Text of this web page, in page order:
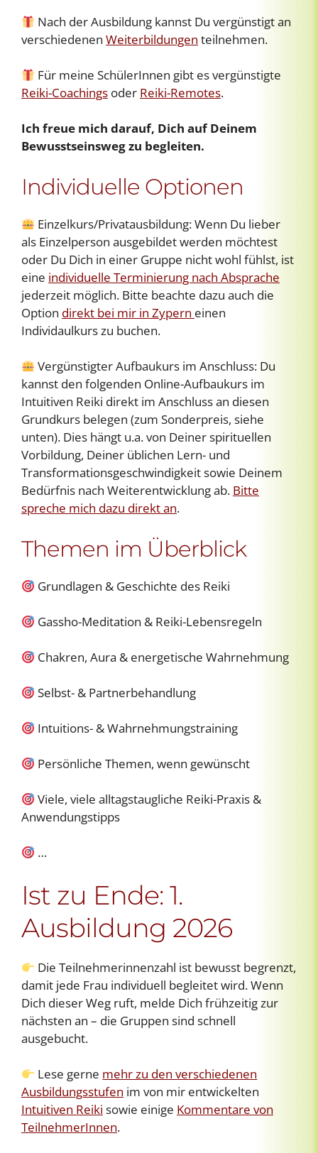
Nach der Ausbildung kannst Du vergünstigt an
verschiedenen Weiterbildungen teilnehmen.
Für meine SchülerInnen gibt es vergünstigte
Reiki-Coachings oder Reiki-Remotes.
Ich freue mich darauf, Dich auf Deinem
Bewusstseinsweg zu begleiten.
Individuelle Optionen
Einzelkurs/Privatausbildung: Wenn Du lieber
als Einzelperson ausgebildet werden möchtest
oder Du Dich in einer Gruppe nicht wohl fühlst, ist
eine individuelle Terminierung nach Absprache
jederzeit möglich. Bitte beachte dazu auch die
Option direkt bei mir in Zypern einen
Individaulkurs zu buchen.
Vergünstigter Aufbaukurs im Anschluss: Du
kannst den folgenden Online-Aufbaukurs im
Intuitiven Reiki direkt im Anschluss an diesen
Grundkurs belegen (zum Sonderpreis, siehe
unten). Dies hängt u.a. von Deiner spirituellen
Vorbildung, Deiner üblichen Lern- und
Transformationsgeschwindigkeit sowie Deinem
Bedürfnis nach Weiterentwicklung ab. Bitte
spreche mich dazu direkt an.
Themen im Überblick
Grundlagen & Geschichte des Reiki
Gassho-Meditation & Reiki-Lebensregeln
Chakren, Aura & energetische Wahrnehmung
Selbst- & Partnerbehandlung
Intuitions- & Wahrnehmungstraining
Persönliche Themen, wenn gewünscht
Viele, viele alltagstaugliche Reiki-Praxis &
Anwendungstipps
…
Ist zu Ende: 1.
Ausbildung 2026
Die Teilnehmerinnenzahl ist bewusst begrenzt,
damit jede Frau individuell begleitet wird. Wenn
Dich dieser Weg ruft, melde Dich frühzeitig zur
nächsten an – die Gruppen sind schnell
ausgebucht.
Lese gerne mehr zu den verschiedenen
Ausbildungsstufen im von mir entwickelten
Intuitiven Reiki sowie einige Kommentare von
TeilnehmerInnen.